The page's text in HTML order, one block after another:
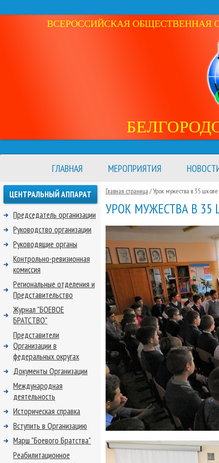
ВСЕРОССИЙСКАЯ ОБЩЕСТВЕННАЯ
ГЛАВНАЯ МЕРОПРИЯТИЯ
Главная страница / Урок мужества в 35 школе
УРОК МУЖЕСТВА В 35
ЦЕНТРАЛЬНЫЙ АППАРАТ
Председатель организации
Руководство организации
Руководящие органы
Контрольно-ревизионная
комиссия
Региональные отделения и
Представительство
Журнал "БОЕВОЕ
БРАТСТВО"
Представители
Организации в
федеральных округах
Документы Организации
Международная
деятельность
Историческая справка
Вступить в Организацию
Марш "Боевого Братства"
Реабилитационное